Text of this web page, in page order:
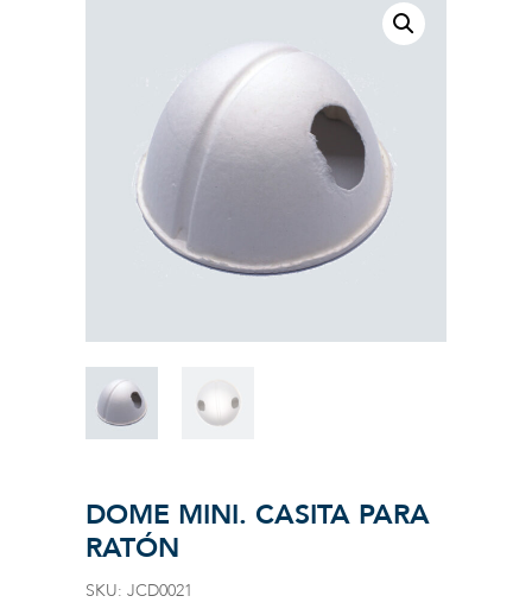
DOME MINI. CASITA PARA
RATÓN
SKU: JCD0021